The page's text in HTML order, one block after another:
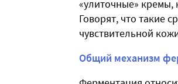
«улиточные» кремы,
Говорят, что такие
чувствительной
Общий механизм